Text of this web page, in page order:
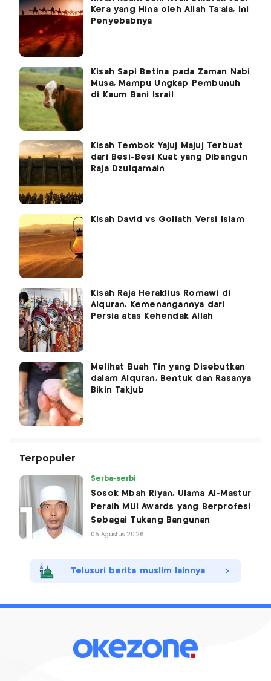
Kera yang Hina oleh Allah Ta'ala, Ini
Penyebabnya
Kisah Sapi Betina pada Zaman Nabi
Musa, Mampu Ungkap Pembunuh
di Kaum Bani Israil
Kisah Tembok Yajuj Majuj Terbuat
dari Besi-Besi Kuat yang Dibangun
Raja Dzulqarnain
Kisah David vs Goliath Versi Islam
Kisah Raja Heraklius Romawi di
Alquran, Kemenangannya dari
Persia atas Kehendak Allah
Melihat Buah Tin yang Disebutkan
dalam Alquran, Bentuk dan Rasanya
Bikin Takjub
Terpopuler
Serba-serbi
Sosok Mbah Riyan, Ulama Al-Mastur
Peraih MUI Awards yang Berprofesi
Sebagai Tukang Bangunan
05 Agustus 2026
Telusuri berita muslim lainnya